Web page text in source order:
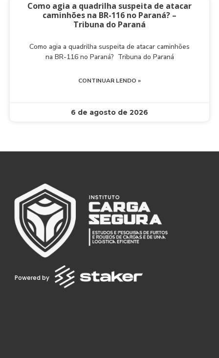
Como agia a quadrilha suspeita de atacar
caminhões na BR-116 no Paraná? –
Tribuna do Paraná
Como agia a quadrilha suspeita de atacar caminhões
na BR-116 no Paraná? Tribuna do Paraná
CONTINUAR LENDO »
6 de agosto de 2026
Powered by